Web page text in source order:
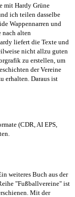
mit Hardy Grüne
ich teilen dasselbe
Wappennarren und
nach alten
liefert die Texte und
nicht allzu guten
zu erstellen, um
der Vereine
erhalten. Daraus ist
(CDR, AI EPS,
weiteres Buch aus der
"Fußballvereine" ist
Mit der